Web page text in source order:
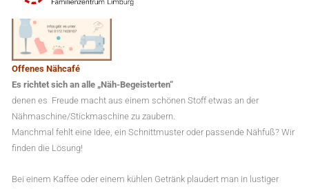
Offenes Nähcafé
Es richtet sich an alle „Näh-Begeisterten“
denen es Freude macht aus einem schönen Stoff etwas an der
Nähmaschine/Stickmaschine zu zaubern.
Manchmal fehlt eine Idee, ein Schnittmuster oder passende Nähfuß? Wir
finden die Lösung!
Bei einem Kaffee oder einem kühlen Getränk plaudert man in lustiger